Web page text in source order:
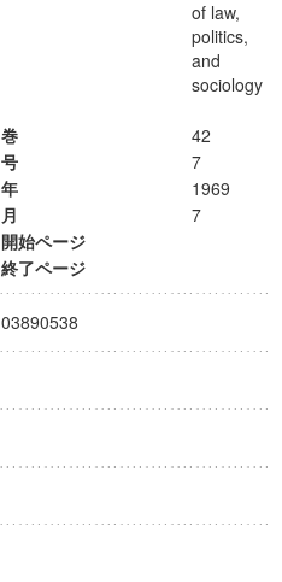
of law,
politics,
and
sociology
巻
42
号
7
年
1969
月
7
開始ページ
終了ページ
03890538